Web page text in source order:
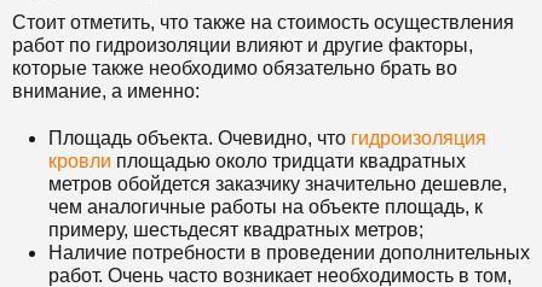
Стоит отметить, что также на стоимость осуществления
работ по гидроизоляции влияют и другие факторы,
которые также необходимо обязательно брать во
внимание, а именно:
Площадь объекта. Очевидно, что гидроизоляция
кровли площадью около тридцати квадратных
метров обойдется заказчику значительно дешевле,
чем аналогичные работы на объекте площадь, к
примеру, шестьдесят квадратных метров;
Наличие потребности в проведении дополнительных
работ. Очень часто возникает необходимость в том,